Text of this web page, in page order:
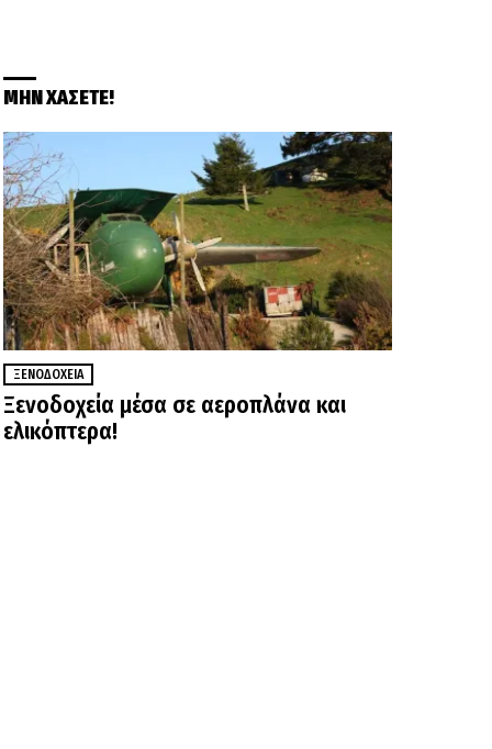
ΜΗΝ ΧΑΣΕΤΕ!
ΞΕΝΟΔΟΧΕΊΑ
Ξενοδοχεία μέσα σε αεροπλάνα και
ελικόπτερα!